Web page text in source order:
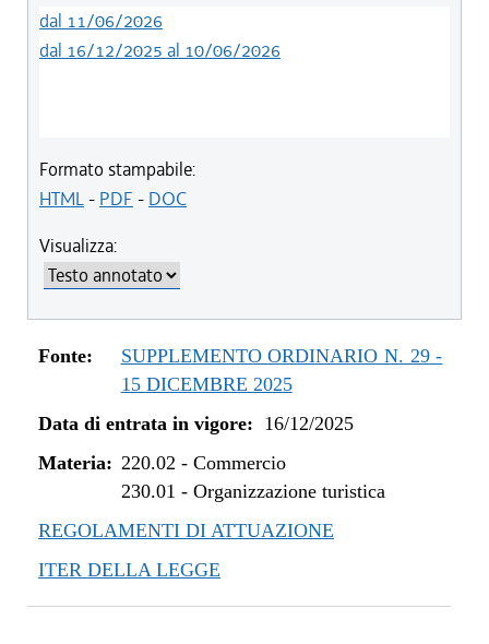
dal 11/06/2026
dal 16/12/2025 al 10/06/2026
Formato stampabile:
HTML- PDF - DOC
Visualizza:
Fonte:
SUPPLEMENTO ORDINARIO N. 29 -
15 DICEMBRE 2025
Data di entrata in vigore: 16/12/2025
Materia: 220.02 - Commercio
230.01 - Organizzazione turistica
REGOLAMENTI DI ATTUAZIONE
ITER DELLA LEGGE